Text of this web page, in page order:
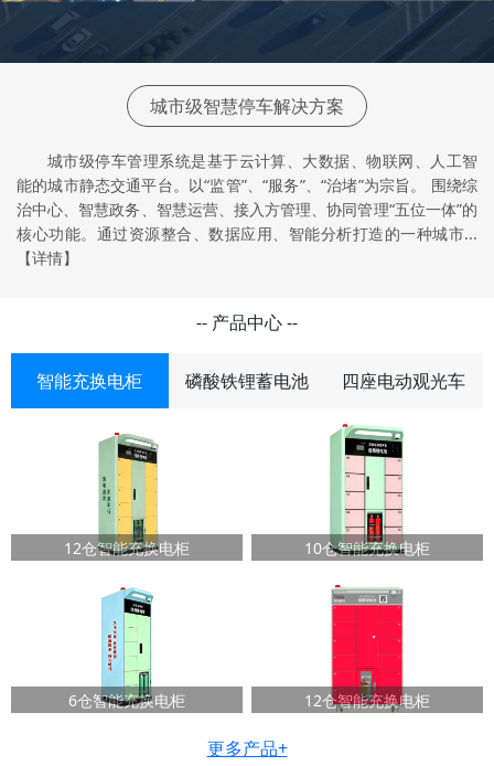
城市级智慧停车解决方案
城市级停车管理系统是基于云计算、大数据、物联网、人工智
能的城市静态交通平台。以“监管”、“服务”、“治堵”为宗旨。 围绕综
治中心、智慧政务、智慧运营、接入方管理、协同管理“五位一体”的
核心功能。通过资源整合、数据应用、智能分析打造的一种城市...
【详情】
-- 产品中心 --
智能充换电柜 磷酸铁锂蓄电池 四座电动观光车
12仓智能充换电柜 10仓智能充换电柜
6仓智能充换电柜 12仓智能充换电柜
更多产品+